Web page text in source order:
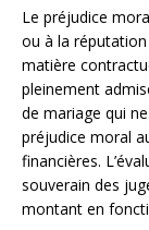
Le préjudice
ou à la
matière
pleinement
de mariage qui
préjudice moral
financières.
souverain des
montant en